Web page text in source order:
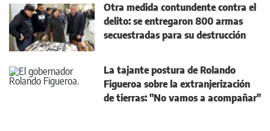
Otra medida contundente contra el
delito: se entregaron 800 armas
secuestradas para su destrucción
La tajante postura de Rolando
Figueroa sobre la extranjerización
de tierras: "No vamos a acompañar"